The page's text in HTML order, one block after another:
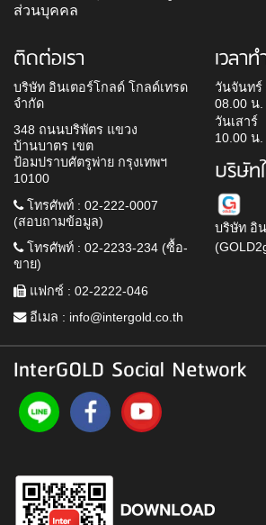
ส่วนบุคคล
ติดต่อเรา
บริษัท อินเตอร์โกลด์ โกลด์เทรด
จำกัด
348 ถนนบริพัตร แขวง
บ้านบาตร เขต
ป้อมปราบศัตรูพ่าย กรุงเทพฯ
10100
โทรศัพท์ : 02-222-0007
(สอบถามข้อมูล)
โทรศัพท์ : 02-2233-234 (ซื้อ-
ขาย)
แฟกซ์ : 02-2222-046
อีเมล : info@intergold.co.th
เวลา
วันจันทร์
08.00 น.
วันเสาร์
10.00 น.
บริษัท
บริษัท อิ
InterGOLD Social Network